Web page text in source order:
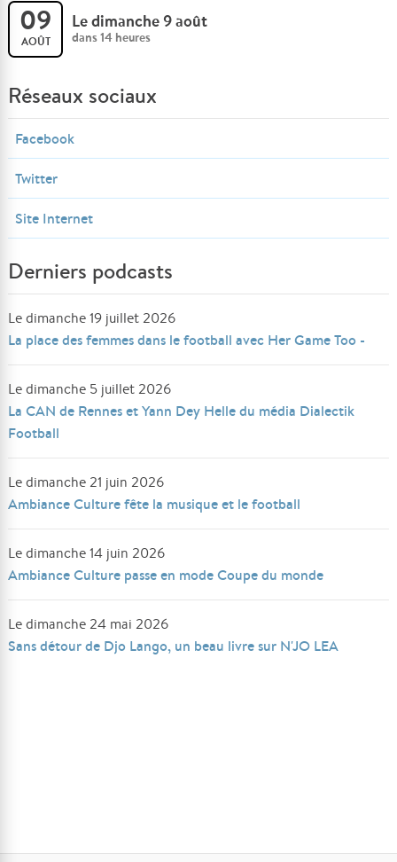
09
AOÛT
Le dimanche 9 août
dans 14 heures
Réseaux sociaux
Facebook
Twitter
Site Internet
Derniers podcasts
Le dimanche 19 juillet 2026
La place des femmes dans le football avec Her Game Too -
Le dimanche 5 juillet 2026
La CAN de Rennes et Yann Dey Helle du média Dialectik
Football
Le dimanche 21 juin 2026
Ambiance Culture fête la musique et le football
Le dimanche 14 juin 2026
Ambiance Culture passe en mode Coupe du monde
Le dimanche 24 mai 2026
Sans détour de Djo Lango, un beau livre sur N'JO LEA